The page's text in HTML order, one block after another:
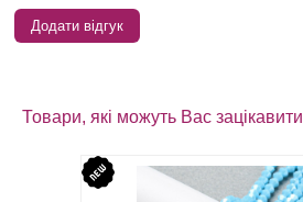
Додати відгук
Товари, які можуть Вас зацікавити